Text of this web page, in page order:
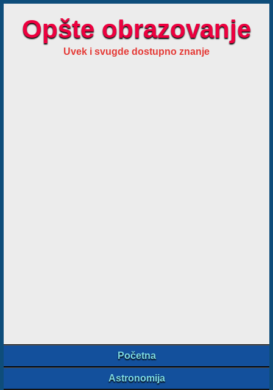
Opšte obrazovanje
Uvek i svugde dostupno znanje
Početna
Astronomija